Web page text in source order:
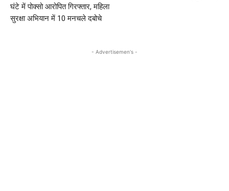
घंटे में पोक्सो आरोपित गिरफ्तार, महिला
सुरक्षा अभियान में 10 मनचले दबोचे
- Advertisemen's -